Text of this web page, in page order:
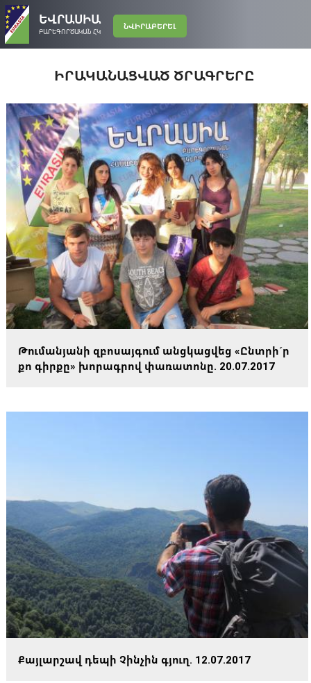
ԵՎՐԱՍԻԱ
ԲԱՐԵԳՈՐԾԱԿԱՆ ՀԿ
ՆՎԻՐԱԲԵՐԵԼ
ԻՐԱԿԱՆԱՑՎԱԾ ԾՐԱԳՐԵՐԸ
Թումանյանի զբոսայգում անցկացվեց «Ընտրի´ր
քո գիրքը» խորագրով փառատոնը. 20.07.2017
Քայլարշավ դեպի Չինչին գյուղ. 12.07.2017